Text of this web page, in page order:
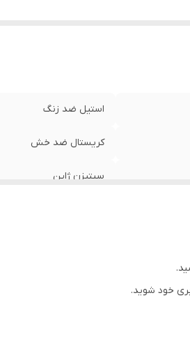
استیل ضد زنگ
کریستال ضد خش
سیتیزن ژاپن
خود شوید.